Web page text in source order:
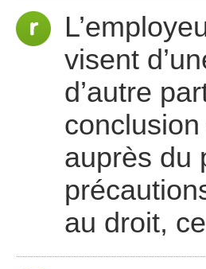
visent
d’autre
auprès du
au droit,